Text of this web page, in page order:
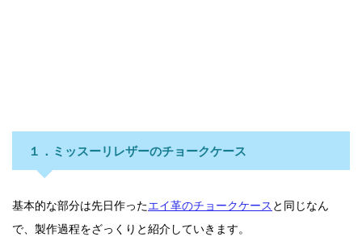
１．ミッスーリレザーのチョークケース
基本的な部分は先日作ったエイ革のチョークケース と同じなん
で、製作過程をざっくりと紹介していきます。